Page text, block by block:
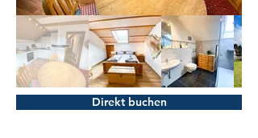
Direkt buchen